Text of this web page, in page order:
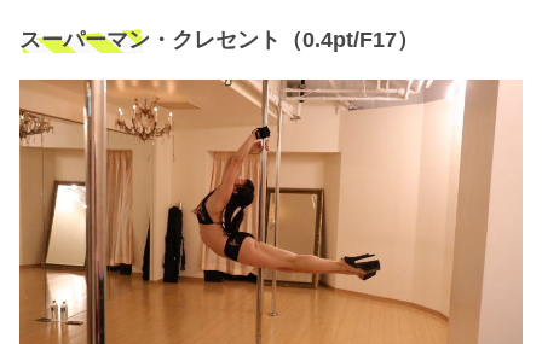
スーパーマン・クレセント（0.4pt/F17）